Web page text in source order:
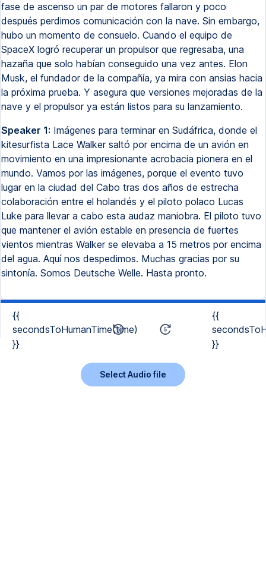
fase de ascenso un par de motores fallaron y poco
después perdimos comunicación con la nave. Sin embargo,
hubo un momento de consuelo. Cuando el equipo de
SpaceX logró recuperar un propulsor que regresaba, una
hazaña que solo habían conseguido una vez antes. Elon
Musk, el fundador de la compañía, ya mira con ansias hacia
la próxima prueba. Y asegura que versiones mejoradas de la
nave y el propulsor ya están listos para su lanzamiento.
Speaker 1: Imágenes para terminar en Sudáfrica, donde el
kitesurfista Lace Walker saltó por encima de un avión en
movimiento en una impresionante acrobacia pionera en el
mundo. Vamos por las imágenes, porque el evento tuvo
lugar en la ciudad del Cabo tras dos años de estrecha
colaboración entre el holandés y el piloto polaco Lucas
Luke para llevar a cabo esta audaz maniobra. El piloto tuvo
que mantener el avión estable en presencia de fuertes
vientos mientras Walker se elevaba a 15 metros por encima
del agua. Aquí nos despedimos. Muchas gracias por su
sintonía. Somos Deutsche Welle. Hasta pronto.
{{
secondsToHumanTime(time)
}}
{{
}}
Select Audio file